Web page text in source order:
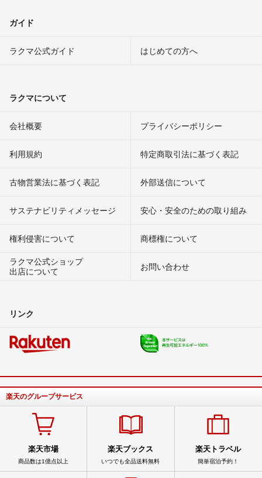
ガイド
ラクマ公式ガイド はじめての方へ
ラクマについて
会社概要 プライバシーポリシー
利用規約 特定商取引法に基づく表記
古物営業法に基づく表記 外部送信について
サステナビリティメッセージ 安心・安全のための取り組み
権利侵害について
商標権について
ラクマ公式ショップ
出店について
お問い合わせ
リンク
楽天のグループサービス
楽天市場
商品数は1億点以上
楽天ブックス
いつでも全品送料無料
楽天トラベル
簡単宿泊予約！